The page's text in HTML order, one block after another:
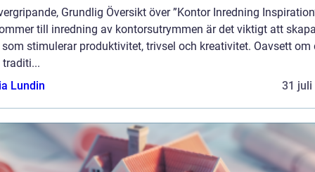
Grundlig Översikt över ”Kontor Inredning
till inredning av kontorsutrymmen är det viktigt att
stimulerar produktivitet, trivsel och kreativitet. Oavsett om
traditi...
Lundin
31 juli